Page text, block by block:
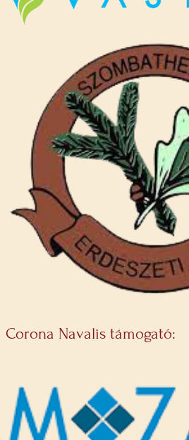
Corona Navalis támogató: